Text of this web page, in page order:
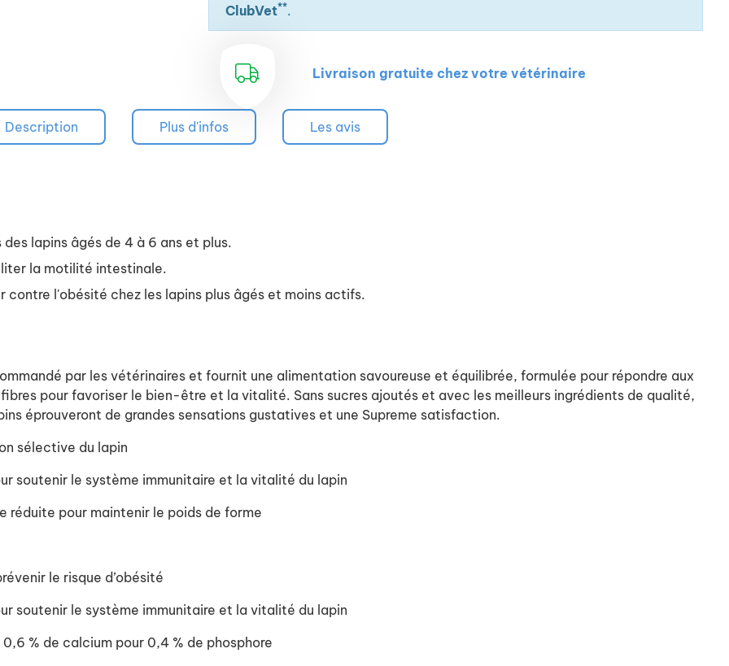
ClubVet**.
Livraison gratuite chez votre vétérinaire
Description Plus d'infos Les avis
lapins âgés de 4 à 6 ans et plus.
la motilité intestinale.
l'obésité chez les lapins plus âgés et moins actifs.
par les vétérinaires et fournit une alimentation savoureuse et équilibrée, formulée pour répondre aux
pour favoriser le bien-être et la vitalité. Sans sucres ajoutés et avec les meilleurs ingrédients de qualité,
éprouveront de grandes sensations gustatives et une Supreme satisfaction.
sélective du lapin
soutenir le système immunitaire et la vitalité du lapin
réduite pour maintenir le poids de forme
le risque d’obésité
soutenir le système immunitaire et la vitalité du lapin
% de calcium pour 0,4 % de phosphore